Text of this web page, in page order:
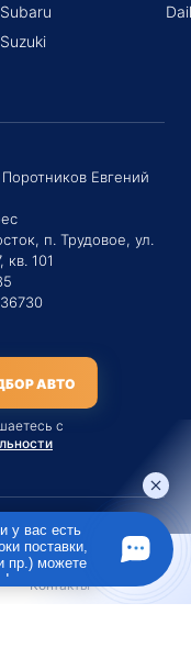
Subaru
Suzuki
Евгений
п. Трудовое, ул.
101
АВТО
с
офертой
приобретения
Контакты
у вас есть
поставки,
пр.) можете